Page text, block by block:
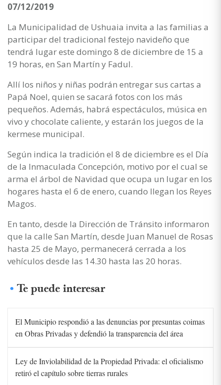
07/12/2019
La Municipalidad de Ushuaia invita a las familias a
participar del tradicional festejo navideño que
tendrá lugar este domingo 8 de diciembre de 15 a
19 horas, en San Martín y Fadul.
Allí los niños y niñas podrán entregar sus cartas a
Papá Noel, quien se sacará fotos con los más
pequeños. Además, habrá espectáculos, música en
vivo y chocolate caliente, y estarán los juegos de la
kermese municipal.
Según indica la tradición el 8 de diciembre es el Día
de la Inmaculada Concepción, motivo por el cual se
arma el árbol de Navidad que ocupa un lugar en los
hogares hasta el 6 de enero, cuando llegan los Reyes
Magos.
En tanto, desde la Dirección de Tránsito informaron
que la calle San Martín, desde Juan Manuel de Rosas
hasta 25 de Mayo, permanecerá cerrada a los
vehículos desde las 14.30 hasta las 20 horas.
Te puede interesar
El Municipio respondió a las denuncias por presuntas coimas
en Obras Privadas y defendió la transparencia del área
Ley de Inviolabilidad de la Propiedad Privada: el oficialismo
retiró el capítulo sobre tierras rurales